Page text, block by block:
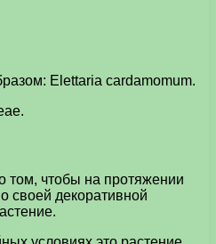
Elettaria cardamomum.
том, чтобы на протяжении
своей декоративной